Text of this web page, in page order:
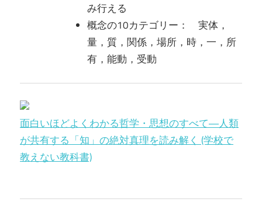
み行える
概念の10カテゴリー： 実体，
量，質，関係，場所，時，一，所
有，能動，受動
面白いほどよくわかる哲学・思想のすべて―人類
が共有する「知」の絶対真理を読み解く (学校で
教えない教科書)